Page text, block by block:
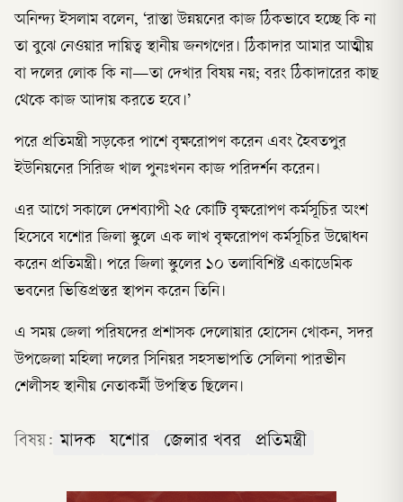
অনিন্দ্য ইসলাম বলেন, ‘রাস্তা উন্নয়নের কাজ ঠিকভাবে হচ্ছে কি না
তা বুঝে নেওয়ার দায়িত্ব স্থানীয় জনগণের। ঠিকাদার আমার আত্মীয়
বা দলের লোক কি না—তা দেখার বিষয় নয়; বরং ঠিকাদারের কাছ
থেকে কাজ আদায় করতে হবে।’
পরে প্রতিমন্ত্রী সড়কের পাশে বৃক্ষরোপণ করেন এবং হৈবতপুর
ইউনিয়নের সিরিজ খাল পুনঃখনন কাজ পরিদর্শন করেন।
এর আগে সকালে দেশব্যাপী ২৫ কোটি বৃক্ষরোপণ কর্মসূচির অংশ
হিসেবে যশোর জিলা স্কুলে এক লাখ বৃক্ষরোপণ কর্মসূচির উদ্বোধন
করেন প্রতিমন্ত্রী। পরে জিলা স্কুলের ১০ তলাবিশিষ্ট একাডেমিক
ভবনের ভিত্তিপ্রস্তর স্থাপন করেন তিনি।
এ সময় জেলা পরিষদের প্রশাসক দেলোয়ার হোসেন খোকন, সদর
উপজেলা মহিলা দলের সিনিয়র সহসভাপতি সেলিনা পারভীন
শেলীসহ স্থানীয় নেতাকর্মী উপস্থিত ছিলেন।
বিষয়: মাদক যশোর জেলার খবর প্রতিমন্ত্রী